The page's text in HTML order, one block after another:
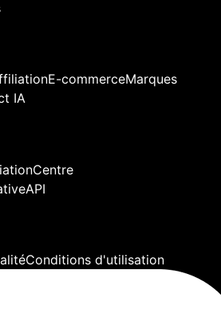
E-commerceMarques
IA
Centre
API
Conditions d'utilisation